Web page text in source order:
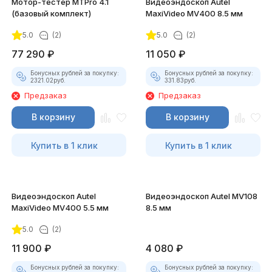
(базовый комплект)
5.0 (2)
77 290 ₽
Бонусных рублей за покупку:
2321.02руб.
Предзаказ
В корзину
Купить в 1 клик
MaxiVideo MV400 8.5 мм
5.0 (2)
11 050 ₽
Бонусных рублей за покупку:
331.83руб.
Предзаказ
В корзину
Купить в 1 клик
Видеоэндоскоп Autel
MaxiVideo MV400 5.5 мм
5.0 (2)
11 900 ₽
Бонусных рублей за покупку:
Видеоэндоскоп Autel MV108
8.5 мм
4 080 ₽
Бонусных рублей за покупку: